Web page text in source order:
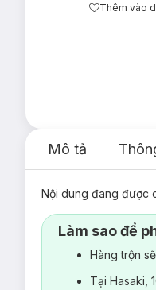
Thêm vào
Mô tả
Nội dung đang được
Làm sao để
Hàng trộn
Tại Hasaki,